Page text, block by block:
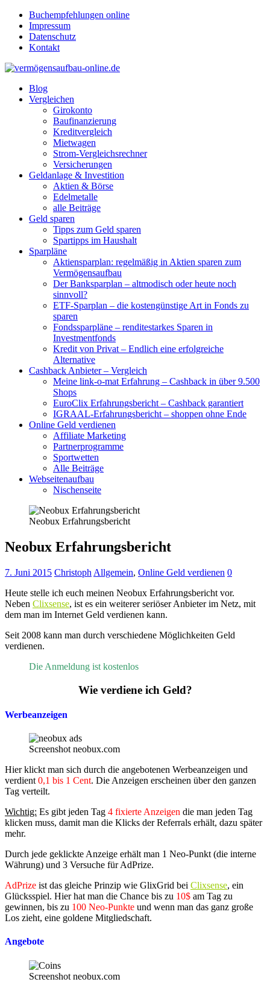
Buchempfehlungen online
Impressum
Datenschutz
Kontakt
Blog
Vergleichen
Girokonto
Baufinanzierung
Kreditvergleich
Mietwagen
Strom-Vergleichsrechner
Versicherungen
Geldanlage & Investition
Aktien & Börse
Edelmetalle
alle Beiträge
Geld sparen
Tipps zum Geld sparen
Spartipps im Haushalt
Sparpläne
Aktiensparplan: regelmäßig in Aktien sparen zum
Vermögensaufbau
Der Banksparplan – altmodisch oder heute noch
sinnvoll?
ETF-Sparplan – die kostengünstige Art in Fonds zu
sparen
Fondssparpläne – renditestarkes Sparen in
Investmentfonds
Kredit von Privat – Endlich eine erfolgreiche
Alternative
Cashback Anbieter – Vergleich
Meine link-o-mat Erfahrung – Cashback in über 9.500
Shops
EuroClix Erfahrungsbericht – Cashback garantiert
IGRAAL-Erfahrungsbericht – shoppen ohne Ende
Online Geld verdienen
Affiliate Marketing
Partnerprogramme
Sportwetten
Alle Beiträge
Webseitenaufbau
Nischenseite
Neobux Erfahrungsbericht
Neobux Erfahrungsbericht
7. Juni 2015 Christoph Allgemein, Online Geld verdienen 0
Heute stelle ich euch meinen Neobux Erfahrungsbericht vor.
Neben Clixsense, ist es ein weiterer seriöser Anbieter im Netz, mit
dem man im Internet Geld verdienen kann.
Seit 2008 kann man durch verschiedene Möglichkeiten Geld
verdienen.
Die Anmeldung ist kostenlos
Wie verdiene ich Geld?
Werbeanzeigen
Screenshot neobux.com
Hier klickt man sich durch die angebotenen Werbeanzeigen und
verdient 0,1 bis 1 Cent. Die Anzeigen erscheinen über den ganzen
Tag verteilt.
Wichtig: Es gibt jeden Tag 4 fixierte Anzeigen die man jeden Tag
klicken muss, damit man die Klicks der Referrals erhält, dazu später
mehr.
Durch jede geklickte Anzeige erhält man 1 Neo-Punkt (die interne
Währung) und 3 Versuche für AdPrize.
AdPrize ist das gleiche Prinzip wie GlixGrid bei Clixsense, ein
Glücksspiel. Hier hat man die Chance bis zu 10$ am Tag zu
gewinnen, bis zu 100 Neo-Punkte und wenn man das ganz große
Los zieht, eine goldene Mitgliedschaft.
Angebote
Screenshot neobux.com